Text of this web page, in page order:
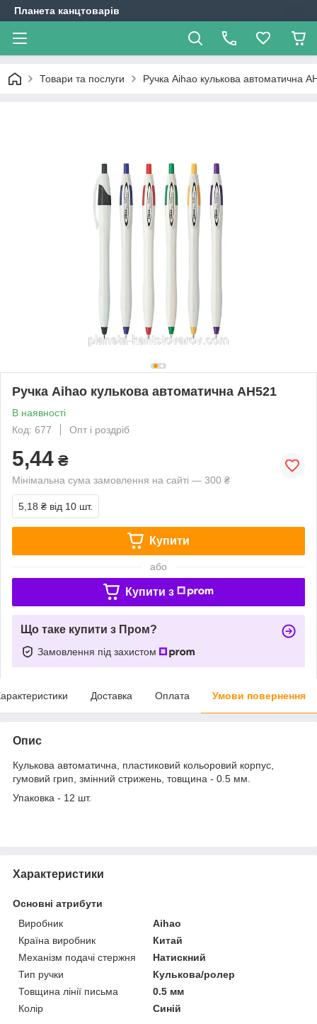
Планета канцтоварів
Товари та послуги Ручка Aihao кулькова автоматична
Ручка Aihao кулькова автоматична AH521
В наявності
Код: 677
Опт і роздріб
5,44 ₴
Мінімальна сума замовлення на сайті — 300 ₴
5,18 ₴ від 10 шт.
Купити
або
Купити з
Що таке купити з Пром?
Замовлення під захистом
Доставка Оплата Умови повернення
Опис
Кулькова автоматична, пластиковий кольоровий корпус,
гумовий грип, змінний стрижень, товщина - 0.5 мм.
Упаковка - 12 шт.
Характеристики
Основні атрибути
Виробник
Aihao
Країна виробник
Китай
Механізм подачі стержня
Натискний
Тип ручки
Кулькова/ролер
Товщина лінії письма
0.5 мм
Колір
Синій